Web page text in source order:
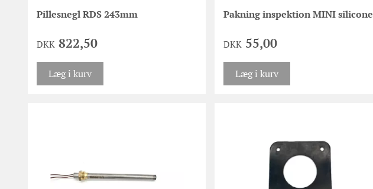
Pillesnegl RDS 243mm
DKK 822,50
Læg i kurv
Pakning inspektion MINI silicone
DKK 55,00
Læg i kurv